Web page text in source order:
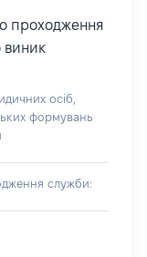
проходження
виник
осіб,
формувань
служби: